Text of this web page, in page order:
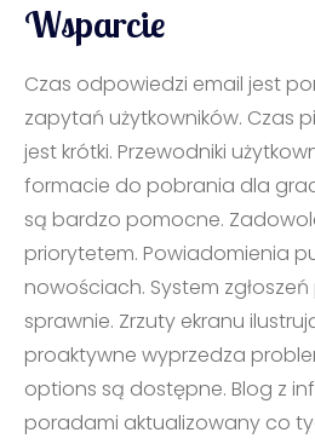
Wsparcie
Czas odpowiedzi email jest
zapytań użytkowników. Czas
jest krótki. Przewodniki
formacie do pobrania dla
są bardzo pomocne.
priorytetem. Powiadomienia
nowościach. System
sprawnie. Zrzuty ekranu
proaktywne wyprzedza
options są dostępne. Blog z
poradami aktualizowany co